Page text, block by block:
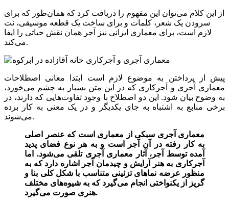
از این کلام می‌توان این مفهوم را دریافت کرد که همان‌طور که برای
سرودن یک شعر، کلمات و برای ساخت یک قطعه موسیقی، نت
لازم است، برای معماری ایرانی نیز آجر همان نقش حیاتی را ایفا
می‌کند.
پیش از پرداختن به موضوع لازم است ابتدا معانی اصطلاحات
معماری آجری و آجرکاری که در این متن بسیار به چشم می‌خورد،
به وضوح بیان شود. این دو اصطلاح با وجود تفاوت‌هایی که دارند، در
برخی منابع به اشتباه به جای یکدیگر و در یک معنی به کار برده
می‌شوند.
معماری آجری سبکی از معماری است که عنصر اصلی
به کار رفته در آن آجر است و به هر نوع فضای پدید
آمده توسط آجر، آثار معماری آجری تلقی می‌شود. اما
آجرکاری به هنر آرایش و چیدمان آجر اشاره دارد که به
منظور عرضه نماهای تزئینی متناسب با شکل کلی بنا و
گریز از یکنواختی انجام می‌گیرد که به شیوه‌های مختلف
هنری صورت می‌گیرد.